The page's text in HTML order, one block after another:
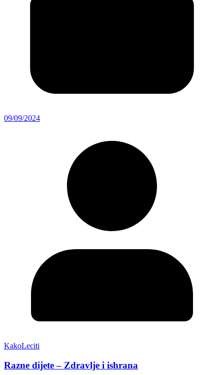
09/09/2024
KakoLeciti
Razne dijete – Zdravlje i ishrana